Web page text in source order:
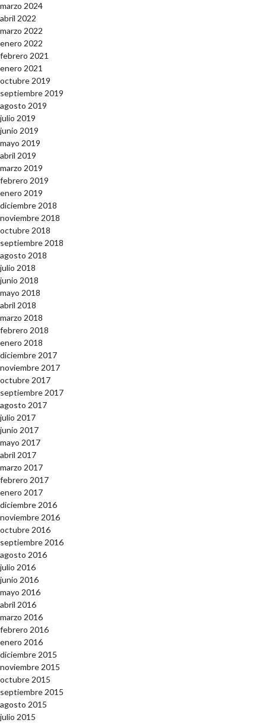
marzo 2024
abril 2022
marzo 2022
enero 2022
febrero 2021
enero 2021
octubre 2019
septiembre 2019
agosto 2019
julio 2019
junio 2019
mayo 2019
abril 2019
marzo 2019
febrero 2019
enero 2019
diciembre 2018
noviembre 2018
octubre 2018
septiembre 2018
agosto 2018
julio 2018
junio 2018
mayo 2018
abril 2018
marzo 2018
febrero 2018
enero 2018
diciembre 2017
noviembre 2017
octubre 2017
septiembre 2017
agosto 2017
julio 2017
junio 2017
mayo 2017
abril 2017
marzo 2017
febrero 2017
enero 2017
diciembre 2016
noviembre 2016
octubre 2016
septiembre 2016
agosto 2016
julio 2016
junio 2016
mayo 2016
abril 2016
marzo 2016
febrero 2016
enero 2016
diciembre 2015
noviembre 2015
octubre 2015
septiembre 2015
agosto 2015
julio 2015